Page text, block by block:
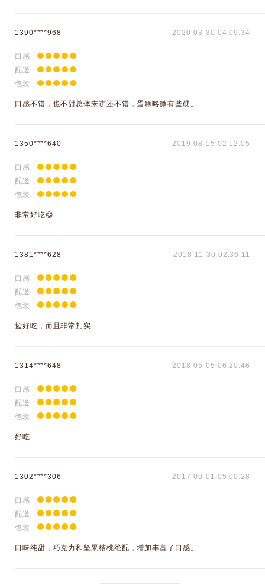
1390****968 2020-03-30 04:09:34
口感
配送
包装
口感不错，也不甜总体来讲还不错，蛋糕略微有些硬。
1350****640 2019-08-15 02:12:05
口感
配送
包装
非常好吃😋
1381****628 2018-11-30 02:36:11
口感
配送
包装
挺好吃，而且非常扎实
1314****648 2018-05-05 06:20:46
口感
配送
包装
好吃
1302****306 2017-09-01 05:00:28
口感
配送
包装
口味纯甜，巧克力和坚果核桃绝配，增加丰富了口感。